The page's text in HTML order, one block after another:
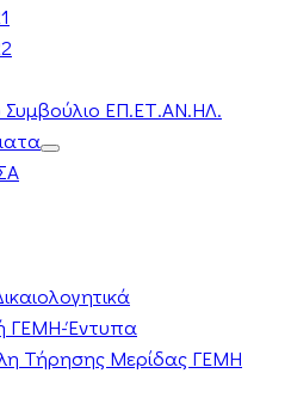
Συμβούλιο ΕΠ.ΕΤ.ΑΝ.ΗΛ.
ΓΕΜΗ-Έντυπα
Τήρησης Μερίδας ΓΕΜΗ